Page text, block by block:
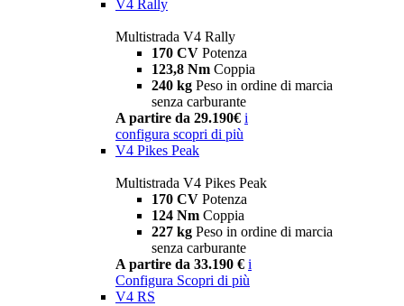
V4 Rally
Multistrada V4 Rally
170 CV Potenza
123,8 Nm Coppia
240 kg Peso in ordine di marcia
senza carburante
A partire da 29.190€ i
configura scopri di più
V4 Pikes Peak
Multistrada V4 Pikes Peak
170 CV Potenza
124 Nm Coppia
227 kg Peso in ordine di marcia
senza carburante
A partire da 33.190 € i
Configura Scopri di più
V4 RS